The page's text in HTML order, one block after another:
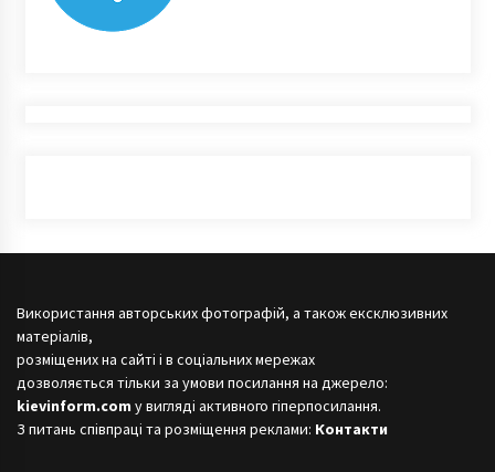
Використання авторських фотографій, а також ексклюзивних
матеріалів,
розміщених на сайті і в соціальних мережах
дозволяється тільки за умови посилання на джерело:
kievinform.com у вигляді активного гіперпосилання.
З питань співпраці та розміщення реклами: Контакти